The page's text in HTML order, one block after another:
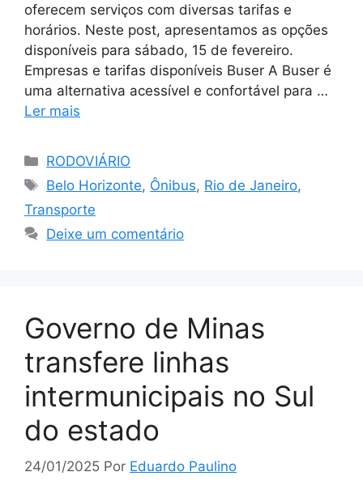
oferecem serviços com diversas tarifas e
horários. Neste post, apresentamos as opções
disponíveis para sábado, 15 de fevereiro.
Empresas e tarifas disponíveis Buser A Buser é
uma alternativa acessível e confortável para …
Ler mais
Categorias
RODOVIÁRIO
Tags
Belo Horizonte, Ônibus, Rio de Janeiro,
Transporte
Deixe um comentário
Governo de Minas
transfere linhas
intermunicipais no Sul
do estado
24/01/2025 Por Eduardo Paulino